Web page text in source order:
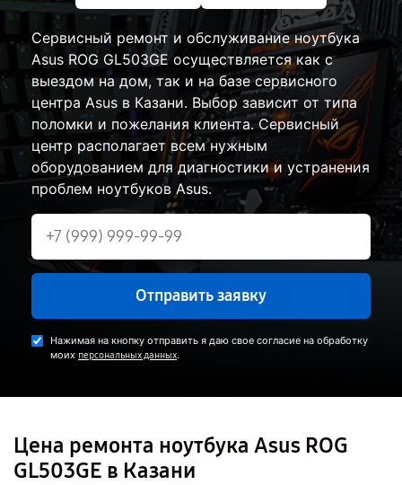
Сервисный ремонт и обслуживание ноутбука
Asus ROG GL503GE осуществляется как с
выездом на дом, так и на базе сервисного
центра Asus в Казани. Выбор зависит от типа
поломки и пожелания клиента. Сервисный
центр располагает всем нужным
оборудованием для диагностики и устранения
проблем ноутбуков Asus.
Отправить заявку
Нажимая на кнопку отправить я даю свое согласие на обработку
моих персональных данных.
Цена ремонта ноутбука Asus ROG
GL503GE в Казани